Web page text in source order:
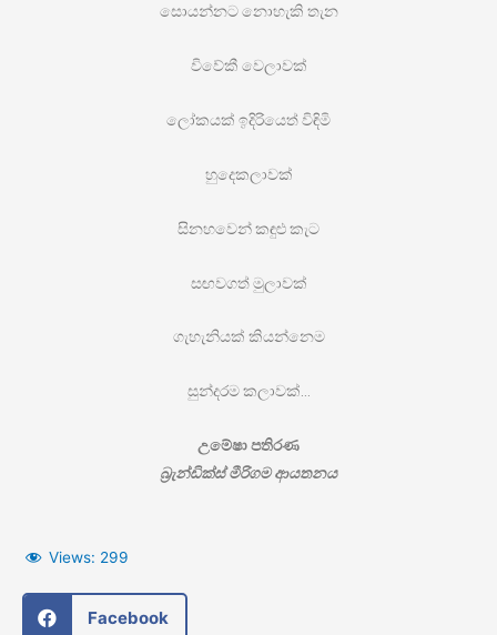
සොයන්නට නොහැකි තැන
විවේකී වෙලාවක්
ලෝකයක් ඉදිරියෙත් විඳිමි
හුදෙකලාවක්
සිනහවෙන් කඳුළු කැට
සඟවගත් මුලාවක්
ගැහැනියක් කියන්නෙම
සුන්දරම කලාවක්…
උමේෂා පතිරණ
බ්‍රැන්ඩික්ස් මීරිගම ආයතනය
Views: 299
Facebook